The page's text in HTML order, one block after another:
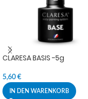
CLARESA BASIS -5g
5,60 €
IN DEN WARENKORB